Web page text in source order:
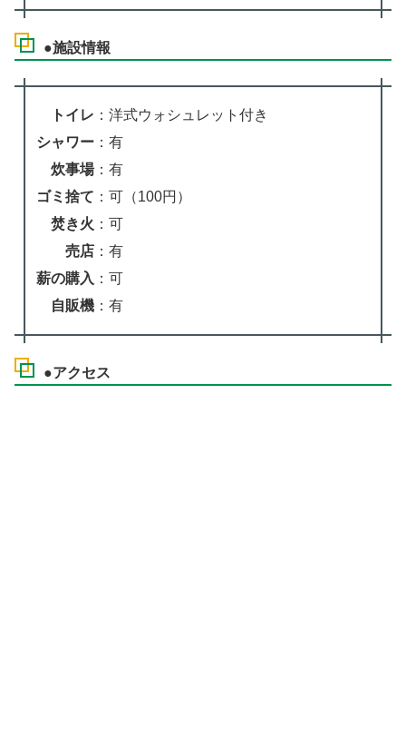
●施設情報
トイレ ：洋式ウォシュレット付き
シャワー ：有
炊事場：有
ゴミ捨て ：可（100円）
焚き火 ：可
売店 ：有
薪の購入 ：可
自販機 ：有
●アクセス